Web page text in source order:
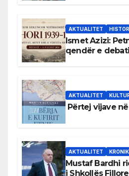
AKTUALITET
Ismet Azizi:
qendër e
AKTUALITET
Përtej vijave
AKTUALITET
Mustaf Bardhi
i Shkollës